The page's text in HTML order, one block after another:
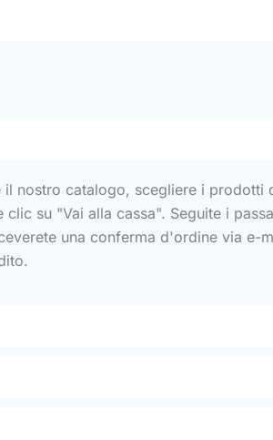
nostro catalogo, scegliere i prodotti
su "Vai alla cassa". Seguite i
una conferma d'ordine via e-